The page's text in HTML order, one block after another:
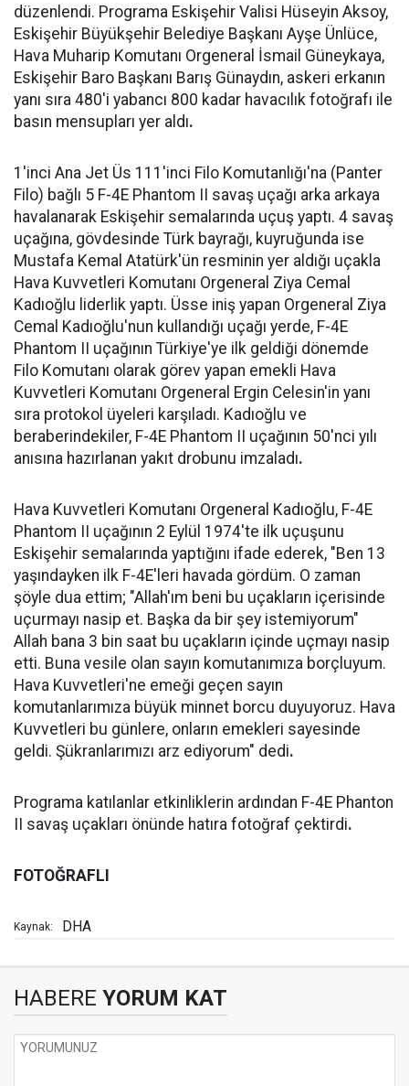
düzenlendi. Programa Eskişehir Valisi Hüseyin Aksoy,
Eskişehir Büyükşehir Belediye Başkanı Ayşe Ünlüce,
Hava Muharip Komutanı Orgeneral İsmail Güneykaya,
Eskişehir Baro Başkanı Barış Günaydın, askeri erkanın
yanı sıra 480'i yabancı 800 kadar havacılık fotoğrafı ile
basın mensupları yer aldı.
1'inci Ana Jet Üs 111'inci Filo Komutanlığı'na (Panter
Filo) bağlı 5 F-4E Phantom II savaş uçağı arka arkaya
havalanarak Eskişehir semalarında uçuş yaptı. 4 savaş
uçağına, gövdesinde Türk bayrağı, kuyruğunda ise
Mustafa Kemal Atatürk'ün resminin yer aldığı uçakla
Hava Kuvvetleri Komutanı Orgeneral Ziya Cemal
Kadıoğlu liderlik yaptı. Üsse iniş yapan Orgeneral Ziya
Cemal Kadıoğlu'nun kullandığı uçağı yerde, F-4E
Phantom II uçağının Türkiye'ye ilk geldiği dönemde
Filo Komutanı olarak görev yapan emekli Hava
Kuvvetleri Komutanı Orgeneral Ergin Celesin'in yanı
sıra protokol üyeleri karşıladı. Kadıoğlu ve
beraberindekiler, F-4E Phantom II uçağının 50'nci yılı
anısına hazırlanan yakıt drobunu imzaladı.
Hava Kuvvetleri Komutanı Orgeneral Kadıoğlu, F-4E
Phantom II uçağının 2 Eylül 1974'te ilk uçuşunu
Eskişehir semalarında yaptığını ifade ederek, "Ben 13
yaşındayken ilk F-4E'leri havada gördüm. O zaman
şöyle dua ettim; "Allah'ım beni bu uçakların içerisinde
uçurmayı nasip et. Başka da bir şey istemiyorum"
Allah bana 3 bin saat bu uçakların içinde uçmayı nasip
etti. Buna vesile olan sayın komutanımıza borçluyum.
Hava Kuvvetleri'ne emeği geçen sayın
komutanlarımıza büyük minnet borcu duyuyoruz. Hava
Kuvvetleri bu günlere, onların emekleri sayesinde
geldi. Şükranlarımızı arz ediyorum" dedi.
Programa katılanlar etkinliklerin ardından F-4E Phanton
II savaş uçakları önünde hatıra fotoğraf çektirdi.
FOTOĞRAFLI
Kaynak: DHA
HABERE YORUM KAT